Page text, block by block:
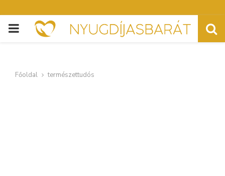
PRIMARY
Főoldal természettudós